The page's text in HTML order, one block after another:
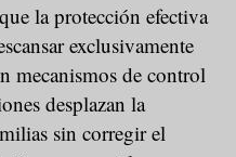
la protección efectiva
exclusivamente
mecanismos de control
desplazan la
sin corregir el